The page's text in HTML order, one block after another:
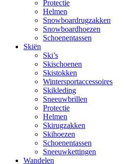
Protectie
Helmen
Snowboardrugzakken
Snowboardhoezen
Schoenentassen
Skiën
Ski’s
Skischoenen
Skistokken
Wintersportaccessoires
Skikleding
Sneeuwbrillen
Protectie
Helmen
Skirugzakken
Skihoezen
Schoenentassen
Sneeuwkettingen
Wandelen